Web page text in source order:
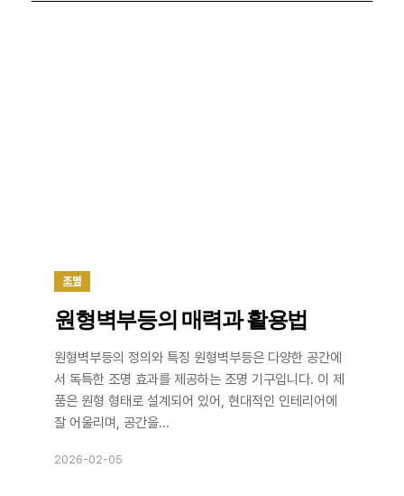
조명
원형벽부등의 매력과 활용법
원형벽부등의 정의와 특징 원형벽부등은 다양한 공간에
서 독특한 조명 효과를 제공하는 조명 기구입니다. 이 제
품은 원형 형태로 설계되어 있어, 현대적인 인테리어에
잘 어울리며, 공간을...
2026-02-05